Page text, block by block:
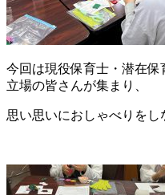
今回は現役保育士・潜在
立場の皆さんが集まり、
思い思いにおしゃべりを